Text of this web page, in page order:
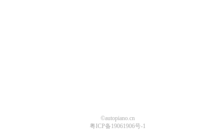
©autopiano.cn
粤ICP备19061906号-1